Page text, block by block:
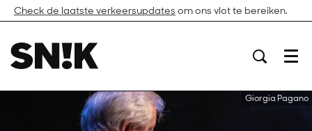
Check de laatste verkeersupdates om ons vlot te bereiken.
Menu
Giorgia Pagano